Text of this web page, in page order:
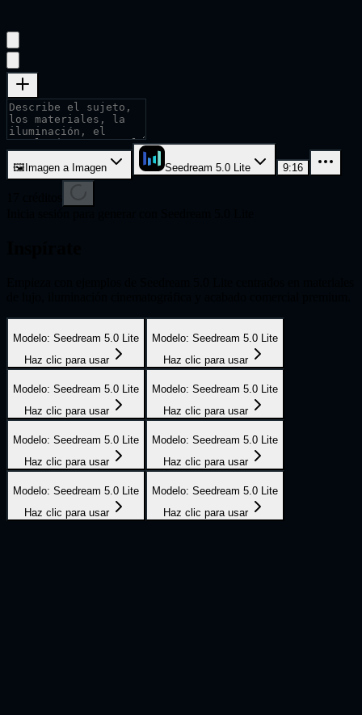
🖼 Imagen a Imagen Seedream 5.0 Lite 9:16
Modelo: Seedream 5.0 Lite
Haz clic para usar
Modelo: Seedream 5.0 Lite
Haz clic para usar
Modelo: Seedream 5.0 Lite
Haz clic para usar
Modelo: Seedream 5.0 Lite
Haz clic para usar
Modelo: Seedream 5.0 Lite
Haz clic para usar
Modelo: Seedream 5.0 Lite
Haz clic para usar
Modelo: Seedream 5.0 Lite
Haz clic para usar
Modelo: Seedream 5.0 Lite
Haz clic para usar